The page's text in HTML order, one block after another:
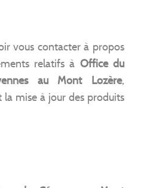
vous contacter à propos
relatifs à Office du
au Mont Lozère,
mise à jour des produits